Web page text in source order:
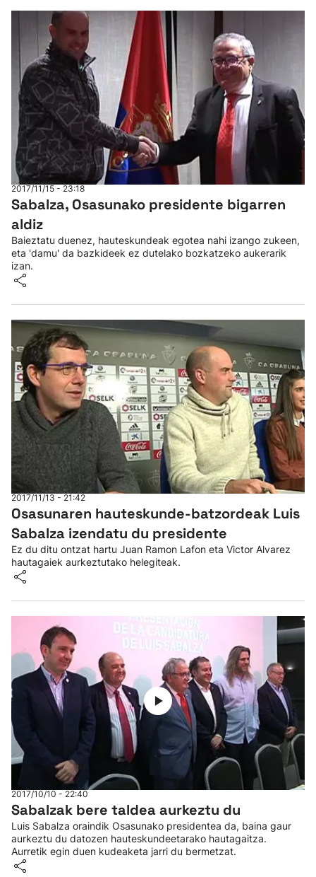
2017/11/15 - 23:18
Sabalza, Osasunako presidente bigarren
aldiz
Baieztatu duenez, hauteskundeak egotea nahi izango zukeen,
eta 'damu' da bazkideek ez dutelako bozkatzeko aukerarik
izan.
2017/11/13 - 21:42
Osasunaren hauteskunde-batzordeak Luis
Sabalza izendatu du presidente
Ez du ditu ontzat hartu Juan Ramon Lafon eta Victor Alvarez
hautagaiek aurkeztutako helegiteak.
2017/10/10 - 22:40
Sabalzak bere taldea aurkeztu du
Luis Sabalza oraindik Osasunako presidentea da, baina gaur
aurkeztu du datozen hauteskundeetarako hautagaitza.
Aurretik egin duen kudeaketa jarri du bermetzat.